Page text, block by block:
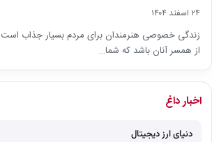
۲۴ اسفند ۱۴۰۴
زندگی خصوصی هنرمندان برای مردم بسیار جذاب
از همسر آنان باشد که شما…
اخبار داغ
دنیای ارز دیجیتال